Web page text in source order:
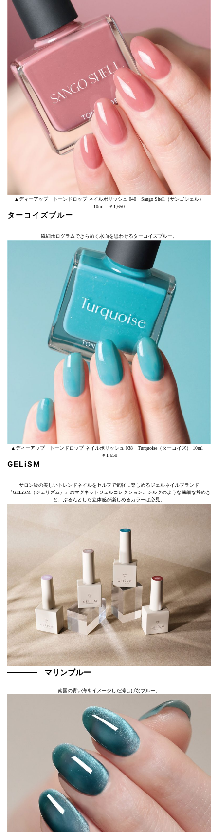
▲ディーアップ トーンドロップ ネイルポリッシュ 040 Sango Shell（サンゴシェル）
10ml ￥1,650
ターコイズブルー
繊細ホログラムできらめく水面を思わせるターコイズブルー。
▲ディーアップ トーンドロップ ネイルポリッシュ 038 Turquoise（ターコイズ） 10ml
￥1,650
GELiSM
サロン級の美しいトレンドネイルをセルフで気軽に楽しめるジェルネイルブランド
『GELiSM（ジェリズム）』のマグネットジェルコレクション。シルクのような繊細な煌めき
と、ぷるんとした立体感が楽しめるカラーは必見。
マリンブルー
南国の青い海をイメージした涼しげなブルー。